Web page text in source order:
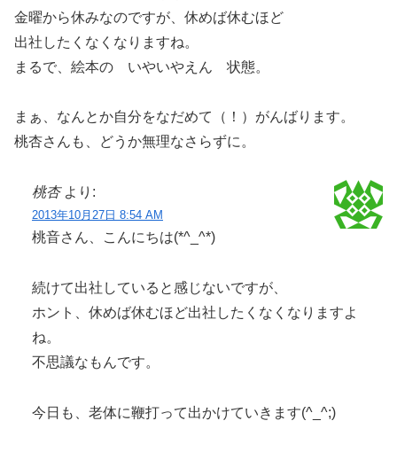
金曜から休みなのですが、休めば休むほど
出社したくなくなりますね。
まるで、絵本の いやいやえん 状態。
まぁ、なんとか自分をなだめて（！）がんばります。
桃杏さんも、どうか無理なさらずに。
桃杏 より:
2013年10月27日 8:54 AM
桃音さん、こんにちは(*^_^*)
続けて出社していると感じないですが、
ホント、休めば休むほど出社したくなくなりますよ
ね。
不思議なもんです。
今日も、老体に鞭打って出かけていきます(^_^;)